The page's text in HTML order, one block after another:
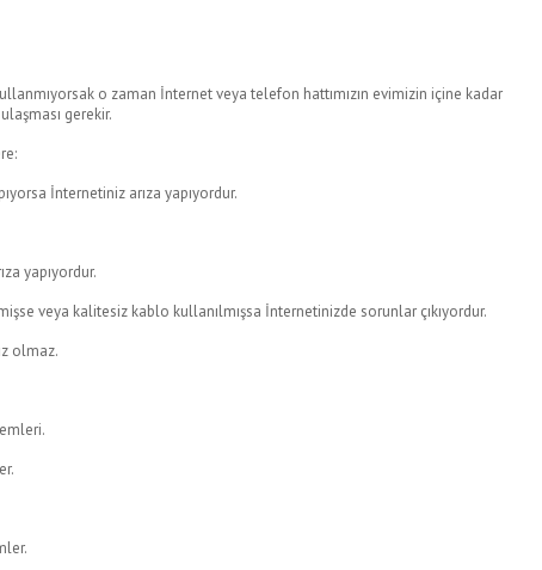
o zaman İnternet veya telefon hattımızın evimizin içine kadar
gerekir.
İnternetiniz arıza yapıyordur.
yapıyordur.
veya kalitesiz kablo kullanılmışsa İnternetinizde sorunlar çıkıyordur.
olmaz.